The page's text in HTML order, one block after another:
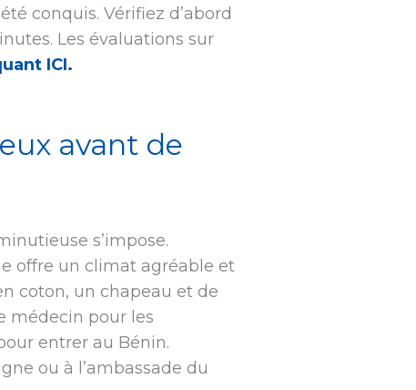
conquis. Vérifiez d’abord
Les évaluations sur
ICI.
avant de
s’impose.
offre un climat agréable et
coton, un chapeau et de
médecin pour les
entrer au Bénin.
ou à l’ambassade du